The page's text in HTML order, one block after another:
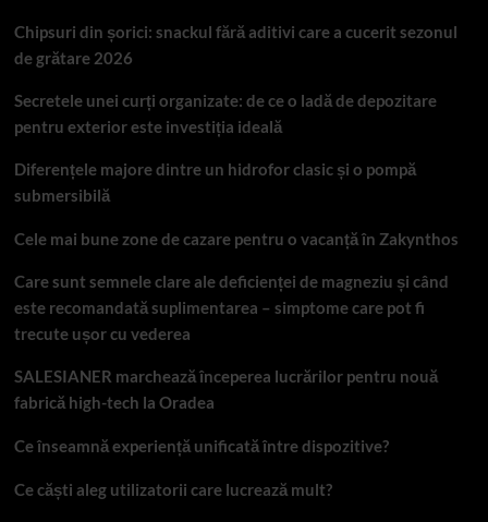
Chipsuri din șorici: snackul fără aditivi care a cucerit sezonul
de grătare 2026
Secretele unei curți organizate: de ce o ladă de depozitare
pentru exterior este investiția ideală
Diferențele majore dintre un hidrofor clasic și o pompă
submersibilă
Cele mai bune zone de cazare pentru o vacanță în Zakynthos
Care sunt semnele clare ale deficienței de magneziu și când
este recomandată suplimentarea – simptome care pot fi
trecute ușor cu vederea
SALESIANER marchează începerea lucrărilor pentru nouă
fabrică high-tech la Oradea
Ce înseamnă experiență unificată între dispozitive?
Ce căști aleg utilizatorii care lucrează mult?